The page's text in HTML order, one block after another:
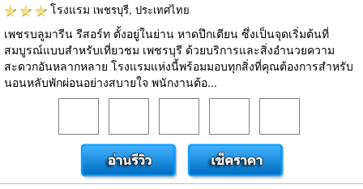
โรงแรม เพชรบุรี, ประเทศไทย
เพชรบลูมารีน รีสอร์ท ตั้งอยู่ในย่าน หาดปึกเตียน ซึ่งเป็นจุดเริ่มต้นที่
สมบูรณ์แบบสำหรับเที่ยวชม เพชรบุรี ด้วยบริการและสิ่งอำนวยความ
สะดวกอันหลากหลาย โรงแรมแห่งนี้พร้อมมอบทุกสิ่งที่คุณต้องการสำหรับ
นอนหลับพักผ่อนอย่างสบายใจ พนักงานต้อ...